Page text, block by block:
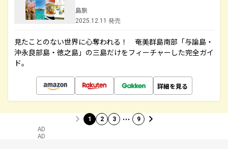
島旅
2025.12.11 発売
見たことのない世界に心奪われる！ 奄美群島南部「与論島・
沖永良部島・徳之島」の三島だけをフィーチャーした完全ガイ
ド。
詳細を見る
1 2 3 … 9
AD
AD